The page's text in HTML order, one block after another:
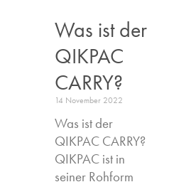
Was ist der
QIKPAC
CARRY?
14 November 2022
Was ist der
QIKPAC CARRY?
QIKPAC ist in
seiner Rohform